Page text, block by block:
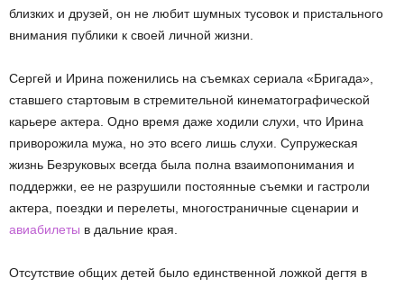
близких и друзей, он не любит шумных тусовок и пристального
внимания публики к своей личной жизни.
Сергей и Ирина поженились на съемках сериала «Бригада»,
ставшего стартовым в стремительной кинематографической
карьере актера. Одно время даже ходили слухи, что Ирина
приворожила мужа, но это всего лишь слухи. Супружеская
жизнь Безруковых всегда была полна взаимопонимания и
поддержки, ее не разрушили постоянные съемки и гастроли
актера, поездки и перелеты, многостраничные сценарии и
авиабилеты в дальние края.
Отсутствие общих детей было единственной ложкой дегтя в